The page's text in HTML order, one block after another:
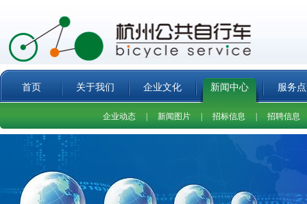
首页 关于我们 企业文化 新闻中心 服务
企业动态 新闻图片 招标信息 招聘信息